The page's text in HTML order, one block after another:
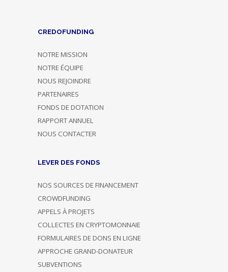
CREDOFUNDING
NOTRE MISSION
NOTRE ÉQUIPE
NOUS REJOINDRE
PARTENAIRES
FONDS DE DOTATION
RAPPORT ANNUEL
NOUS CONTACTER
LEVER DES FONDS
NOS SOURCES DE FINANCEMENT
CROWDFUNDING
APPELS À PROJETS
COLLECTES EN CRYPTOMONNAIE
FORMULAIRES DE DONS EN LIGNE
APPROCHE GRAND-DONATEUR
SUBVENTIONS